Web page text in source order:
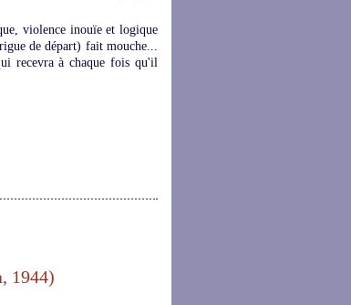
violence inouïe et logique
de départ) fait mouche...
recevra à chaque fois qu'il
1944)